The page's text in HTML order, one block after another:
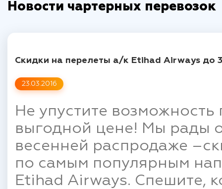
Новости чартерных перевозок
23.03.2016
Скидки на перелеты а/к Etihad Airways до
Не упустите
выгодной цене! Мы рады
весенней распродаже
по самым популярным
Etihad Airways. Спешите,